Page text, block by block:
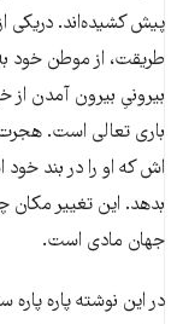
پیش کشیده‌اند. دریکی
طریقت، از موطن خود
بیرونىِ بیرون آمدن
بارى تعالى است.
اش که او را در بند
بدهد. این تغییر مکان
جهان مادى است.
در این نوشته پاره